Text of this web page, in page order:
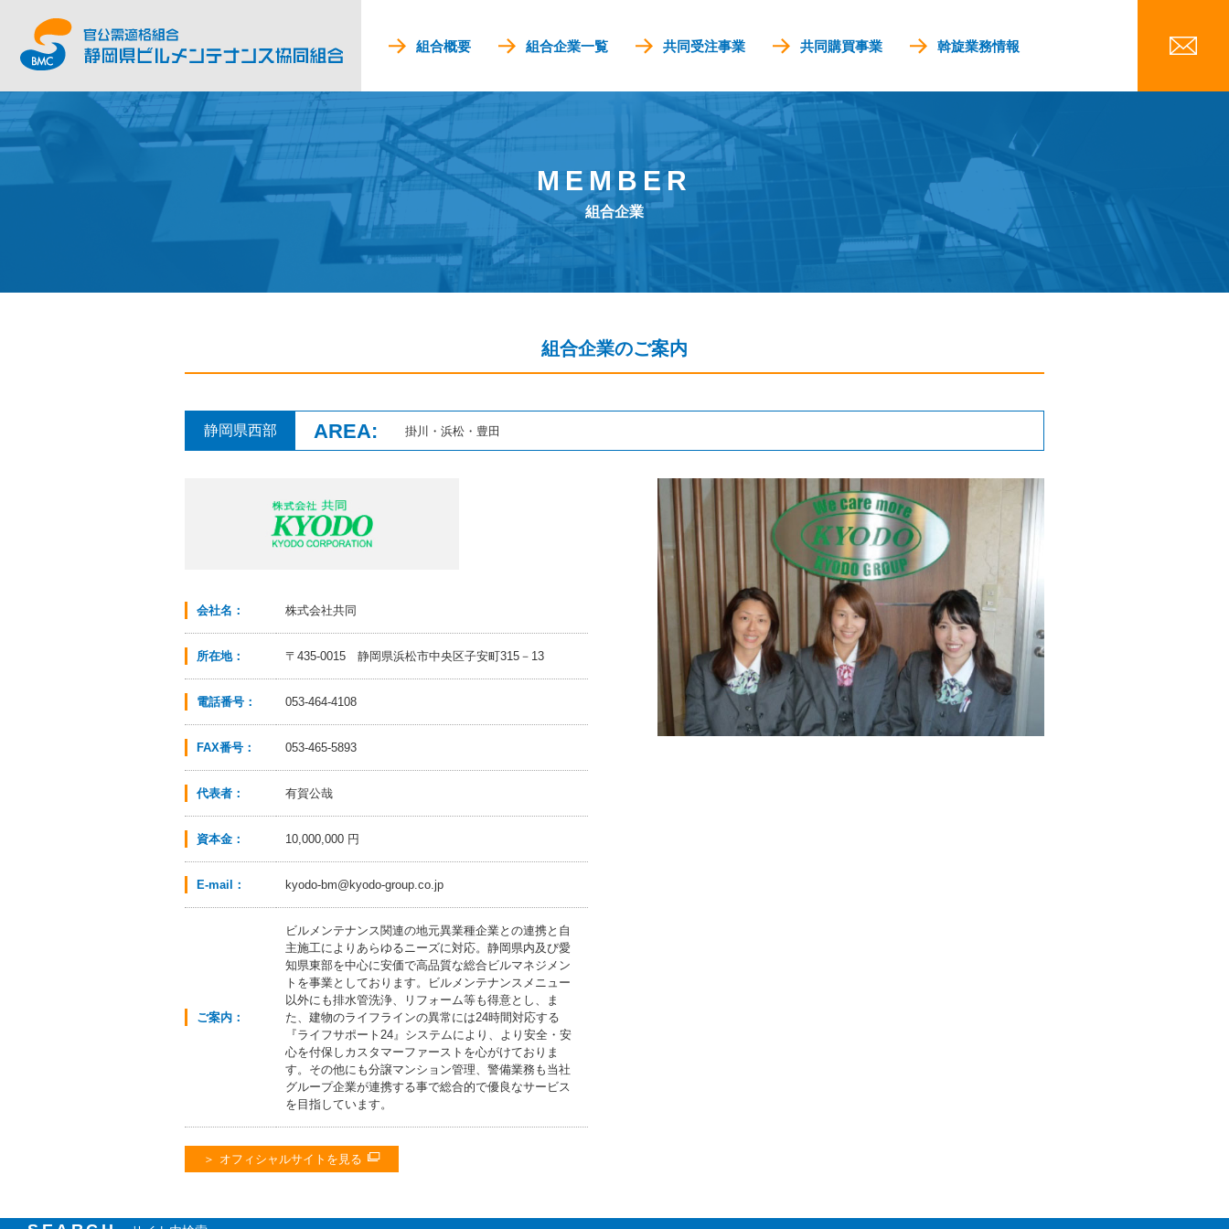
組合概要 組合企業一覧 共同受注事業 共同購買事業 斡旋業務情報
MEMBER
組合企業
組合企業のご案内
静岡県西部 AREA: 掛川・浜松・豊田
会社名： 株式会社共同
所在地： 〒435-0015 静岡県浜松市中央区子安町315－13
電話番号： 053-464-4108
FAX番号： 053-465-5893
代表者： 有賀公哉
資本金： 10,000,000 円
E-mail： kyodo-bm@kyodo-group.co.jp
ご案内：
ビルメンテナンス関連の地元異業種企業との連携と自
主施工によりあらゆるニーズに対応。静岡県内及び愛
知県東部を中心に安価で高品質な総合ビルマネジメン
トを事業としております。ビルメンテナンスメニュー
以外にも排水管洗浄、リフォーム等も得意とし、ま
た、建物のライフラインの異常には24時間対応する
『ライフサポート24』システムにより、より安全・安
心を付保しカスタマーファーストを心がけておりま
す。その他にも分譲マンション管理、警備業務も当社
グループ企業が連携する事で総合的で優良なサービス
を目指しています。
オフィシャルサイトを見る